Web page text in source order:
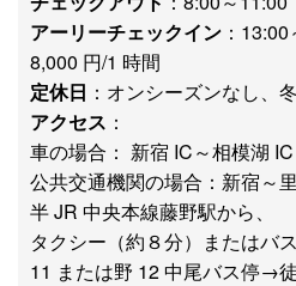
アーリーチェックイン ：
8,000 円/1 時間
定休日 ：オンシーズンなし、
アクセス ：
車の場合： 新宿 IC～相模湖
公共交通機関の場合：新宿～
半 JR 中央本線藤野駅から、
タクシー（約８分）またはバ
11 または野 12 中尾バス停→徒